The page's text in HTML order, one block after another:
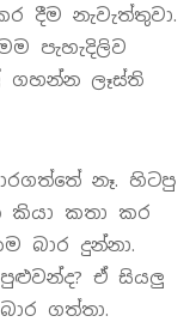
දීම නැවැත්තුවා.
පැහැදිලිව
ගහන්න ලෑස්ති
නෑ. හිටපු
කියා කතා කර
බාර දුන්නා.
ඒ සියලු
ගත්තා.